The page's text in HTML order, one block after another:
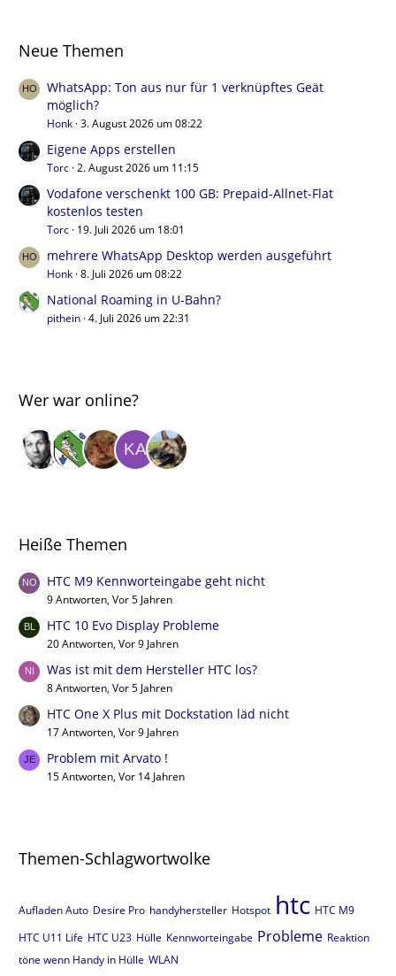
Neue Themen
WhatsApp: Ton aus nur für 1 verknüpftes Geät
möglich?
Honk 3. August 2026 um 08:22
Eigene Apps erstellen
Torc 2. August 2026 um 11:15
Vodafone verschenkt 100 GB: Prepaid-Allnet-Flat
kostenlos testen
Torc 19. Juli 2026 um 18:01
mehrere WhatsApp Desktop werden ausgeführt
Honk 8. Juli 2026 um 08:22
National Roaming in U-Bahn?
pithein 4. Juli 2026 um 22:31
Wer war online?
Heiße Themen
HTC M9 Kennworteingabe geht nicht
9 Antworten, Vor 5 Jahren
HTC 10 Evo Display Probleme
20 Antworten, Vor 9 Jahren
Was ist mit dem Hersteller HTC los?
8 Antworten, Vor 5 Jahren
HTC One X Plus mit Dockstation läd nicht
17 Antworten, Vor 9 Jahren
Problem mit Arvato !
15 Antworten, Vor 14 Jahren
Themen-Schlagwortwolke
Aufladen Auto Desire Pro handyhersteller Hotspot htc HTC M9
HTC U11 Life HTC U23 Hülle Kennworteingabe Probleme Reaktion
töne wenn Handy in Hülle WLAN